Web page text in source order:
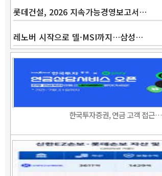
롯데건설, 2026 지속가능경영보고서…
레노버 시작으로 델·MSI까지…삼성…
한국투자증권, 연금 고객 접근…